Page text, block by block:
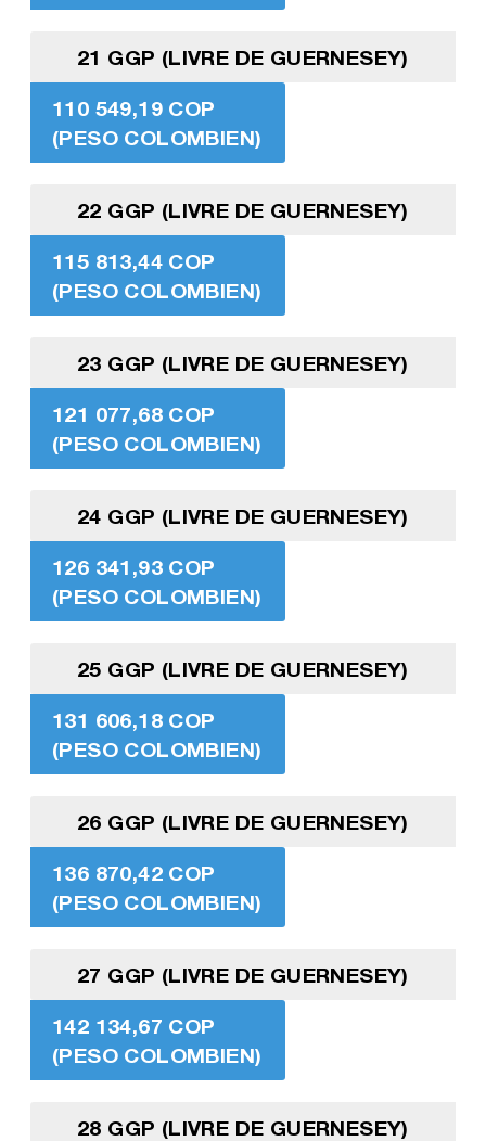
21 GGP (LIVRE DE GUERNESEY)
110 549,19 COP
(PESO COLOMBIEN)
22 GGP (LIVRE DE GUERNESEY)
115 813,44 COP
(PESO COLOMBIEN)
23 GGP (LIVRE DE GUERNESEY)
121 077,68 COP
(PESO COLOMBIEN)
24 GGP (LIVRE DE GUERNESEY)
126 341,93 COP
(PESO COLOMBIEN)
25 GGP (LIVRE DE GUERNESEY)
131 606,18 COP
(PESO COLOMBIEN)
26 GGP (LIVRE DE GUERNESEY)
136 870,42 COP
(PESO COLOMBIEN)
27 GGP (LIVRE DE GUERNESEY)
142 134,67 COP
(PESO COLOMBIEN)
28 GGP (LIVRE DE GUERNESEY)